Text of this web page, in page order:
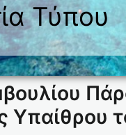
Τύπου
Υπαίθρου